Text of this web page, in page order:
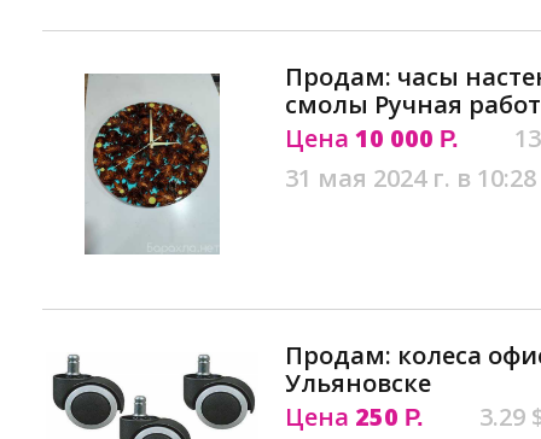
Продам: часы
смолы Ручная
Цена 10 000 Р.
31 мая 2024 г. в 10:28
Продам: колеса
Ульяновске
Цена 250 Р.
3.29